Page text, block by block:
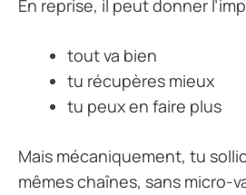
En reprise, il peut donner
tout va bien
tu récupères mieux
tu peux en faire plus
Mais mécaniquement, tu
mêmes chaînes, sans micro-